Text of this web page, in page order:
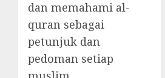
dan memahami al-
quran sebagai
petunjuk dan
pedoman setiap